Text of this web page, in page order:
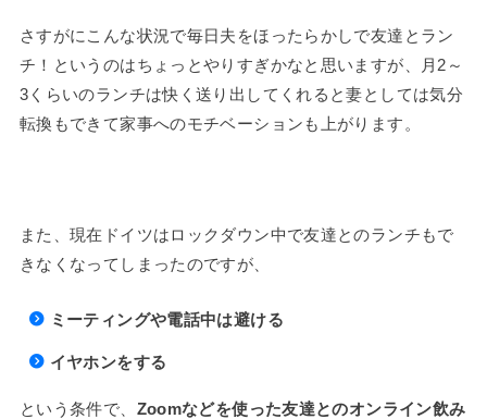
さすがにこんな状況で毎日夫をほったらかしで友達とラン
チ！というのはちょっとやりすぎかなと思いますが、月2～
3くらいのランチは快く送り出してくれると妻としては気分
転換もできて家事へのモチベーションも上がります。
また、現在ドイツはロックダウン中で友達とのランチもで
きなくなってしまったのですが、
ミーティングや電話中は避ける
イヤホンをする
という条件で、 Zoomなどを使った友達とのオンライン飲み